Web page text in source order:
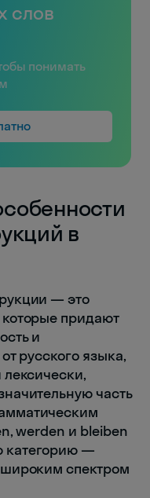
слов
понимать
в
— это
придают
и
русского языка,
часть
werden и bleiben
категорию —
спектром